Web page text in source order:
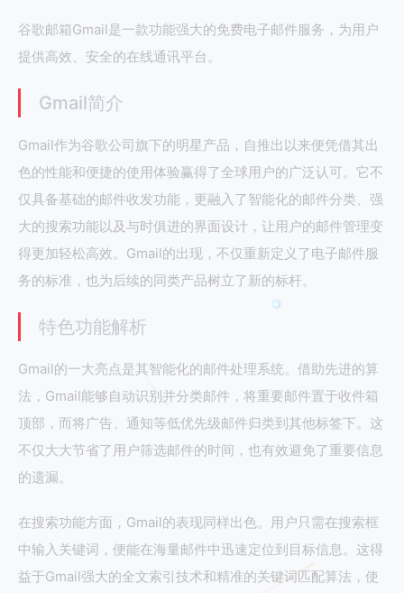
谷歌邮箱Gmail是一款功能强大的免费电子邮件服务，为用户
提供高效、安全的在线通讯平台。
Gmail简介
Gmail作为谷歌公司旗下的明星产品，自推出以来便凭借其出
色的性能和便捷的使用体验赢得了全球用户的广泛认可。它不
仅具备基础的邮件收发功能，更融入了智能化的邮件分类、强
大的搜索功能以及与时俱进的界面设计，让用户的邮件管理变
得更加轻松高效。Gmail的出现，不仅重新定义了电子邮件服
务的标准，也为后续的同类产品树立了新的标杆。
特色功能解析
Gmail的一大亮点是其智能化的邮件处理系统。借助先进的算
法，Gmail能够自动识别并分类邮件，将重要邮件置于收件箱
顶部，而将广告、通知等低优先级邮件归类到其他标签下。这
不仅大大节省了用户筛选邮件的时间，也有效避免了重要信息
的遗漏。
在搜索功能方面，Gmail的表现同样出色。用户只需在搜索框
中输入关键词，便能在海量邮件中迅速定位到目标信息。这得
益于Gmail强大的全文索引技术和精准的关键词匹配算法，使